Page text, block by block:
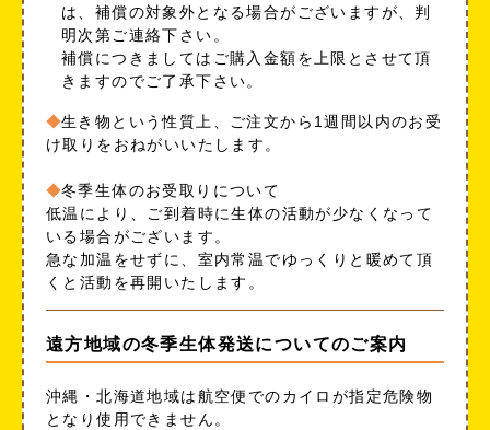
は、補償の対象外となる場合がございますが、判
明次第ご連絡下さい。
補償につきましてはご購入金額を上限とさせて頂
きますのでご了承下さい。
生き物という性質上、ご注文から1週間以内のお受
け取りをおねがいいたします。
冬季生体のお受取りについて
低温により、ご到着時に生体の活動が少なくなって
いる場合がございます。
急な加温をせずに、室内常温でゆっくりと暖めて頂
くと活動を再開いたします。
遠方地域の冬季生体発送についてのご案内
沖縄・北海道地域は航空便でのカイロが指定危険物
となり使用できません。